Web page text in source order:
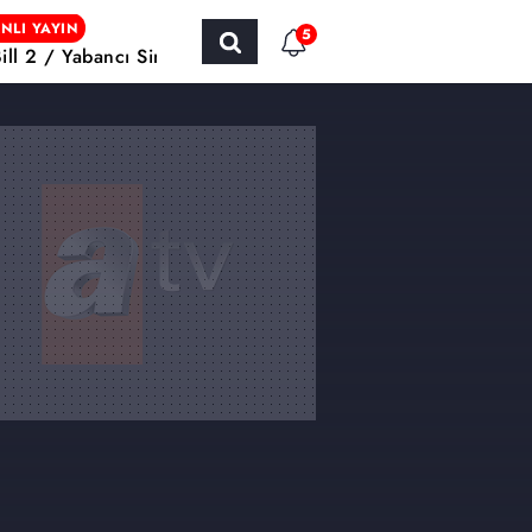
YAYIN
2 / Yabancı Sinema
5